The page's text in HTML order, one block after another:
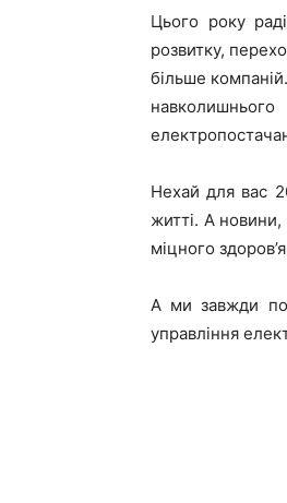
Цього року
розвитку,
більше
Нехай для вас
житті. А новини,
міцного
А ми завжди
управління